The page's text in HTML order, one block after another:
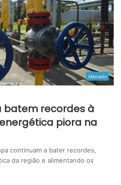
Mercado
batem recordes à
piora na
continuam a bater recordes,
da região e alimentando os